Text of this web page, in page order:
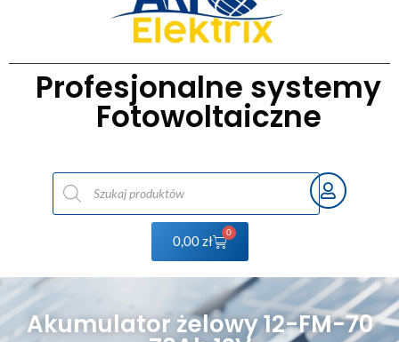
Profesjonalne systemy
Fotowoltaiczne
0,00zł
0
Akumulator żelowy 12-FM-70